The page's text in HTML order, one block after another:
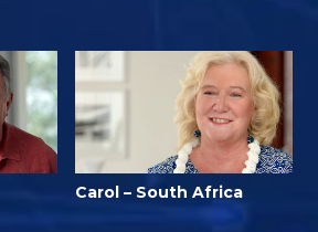
Carol – South Africa